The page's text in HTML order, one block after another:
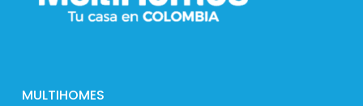
MULTIHOMES